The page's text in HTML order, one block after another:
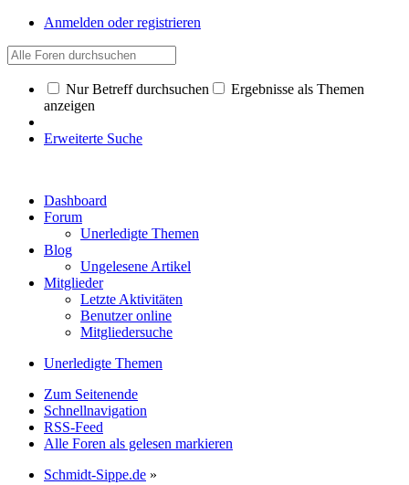
Anmelden oder registrieren
Nur Betreff durchsuchen
Ergebnisse als Themen
anzeigen
Erweiterte Suche
Dashboard
Forum
Unerledigte Themen
Blog
Ungelesene Artikel
Mitglieder
Letzte Aktivitäten
Benutzer online
Mitgliedersuche
Unerledigte Themen
Zum Seitenende
Schnellnavigation
RSS-Feed
Alle Foren als gelesen markieren
Schmidt-Sippe.de »